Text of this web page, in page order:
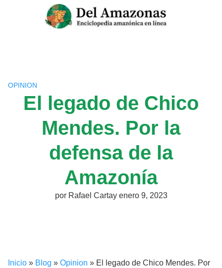
OPINION
El legado de Chico
Mendes. Por la
defensa de la
Amazonía
por Rafael Cartay enero 9, 2023
Inicio » Blog » Opinion » El legado de Chico Mendes. Por